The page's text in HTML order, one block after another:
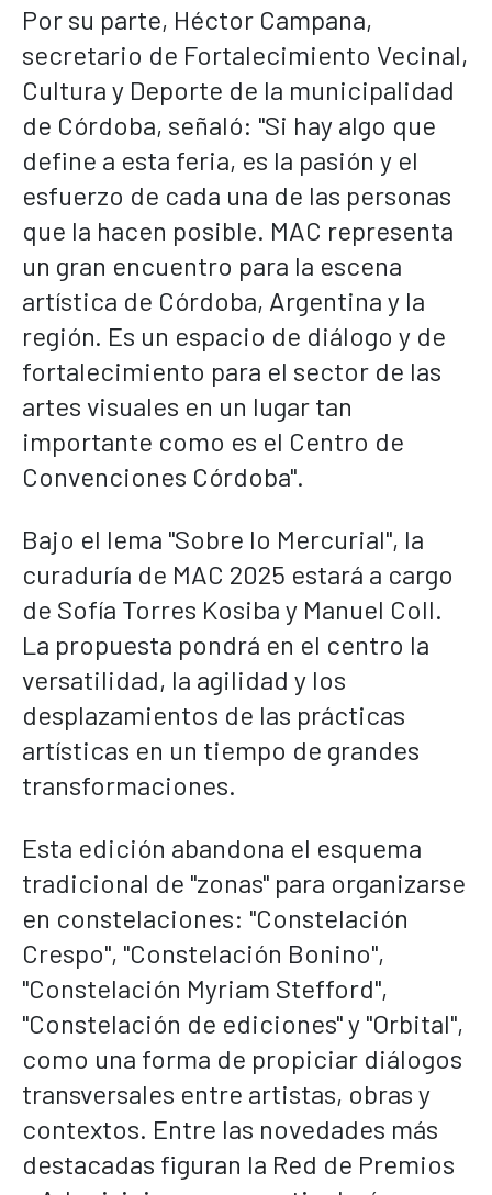
Por su parte, Héctor Campana,
secretario de Fortalecimiento Vecinal,
Cultura y Deporte de la municipalidad
de Córdoba, señaló: "Si hay algo que
define a esta feria, es la pasión y el
esfuerzo de cada una de las personas
que la hacen posible. MAC representa
un gran encuentro para la escena
artística de Córdoba, Argentina y la
región. Es un espacio de diálogo y de
fortalecimiento para el sector de las
artes visuales en un lugar tan
importante como es el Centro de
Convenciones Córdoba".
Bajo el lema "Sobre lo Mercurial", la
curaduría de MAC 2025 estará a cargo
de Sofía Torres Kosiba y Manuel Coll.
La propuesta pondrá en el centro la
versatilidad, la agilidad y los
desplazamientos de las prácticas
artísticas en un tiempo de grandes
transformaciones.
Esta edición abandona el esquema
tradicional de "zonas" para organizarse
en constelaciones: "Constelación
Crespo", "Constelación Bonino",
"Constelación Myriam Stefford",
"Constelación de ediciones" y "Orbital",
como una forma de propiciar diálogos
transversales entre artistas, obras y
contextos. Entre las novedades más
destacadas figuran la Red de Premios